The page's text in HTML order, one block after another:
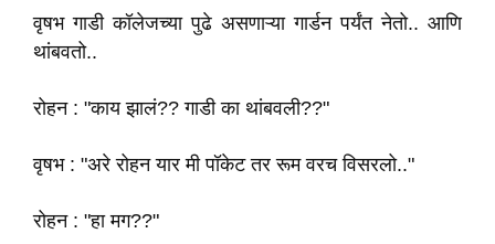
वृषभ गाडी कॉलेजच्या पुढे असणाऱ्या गार्डन पर्यंत नेतो.. आणि
थांबवतो..
रोहन : "काय झालं?? गाडी का थांबवली??"
वृषभ : "अरे रोहन यार मी पॉकेट तर रूम वरच विसरलो.."
रोहन : "हा मग??"